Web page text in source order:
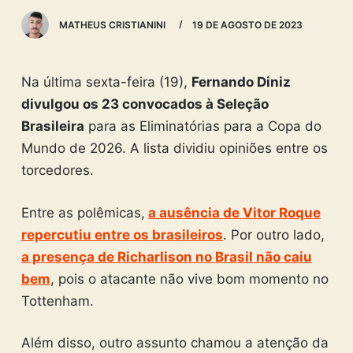
MATHEUS CRISTIANINI 19 DE AGOSTO DE 2023
Na última sexta-feira (19), Fernando Diniz
divulgou os 23 convocados à Seleção
Brasileira para as Eliminatórias para a Copa do
Mundo de 2026. A lista dividiu opiniões entre os
torcedores.
Entre as polêmicas, a ausência de Vitor Roque
repercutiu entre os brasileiros. Por outro lado,
a presença de Richarlison no Brasil não caiu
bem, pois o atacante não vive bom momento no
Tottenham.
Além disso, outro assunto chamou a atenção da